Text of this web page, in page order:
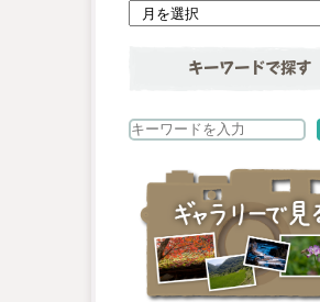
キーワードで探す
検